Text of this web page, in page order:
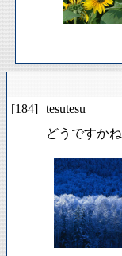
[184] tesutesu
どうですかね